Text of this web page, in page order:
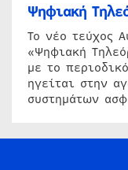
Ψηφιακή
Το νέο τεύχος
«Ψηφιακή
με το
ηγείται στην
συστημάτων